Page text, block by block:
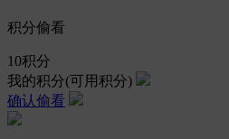
积分偷看
10积分
我的积分(可用积分)
确认偷看